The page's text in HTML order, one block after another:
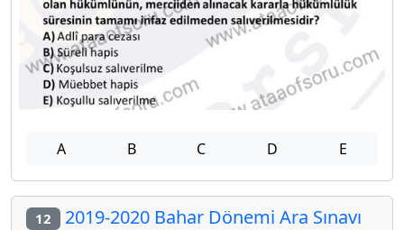
A B C D E
12 2019-2020 Bahar Dönemi Ara Sınavı